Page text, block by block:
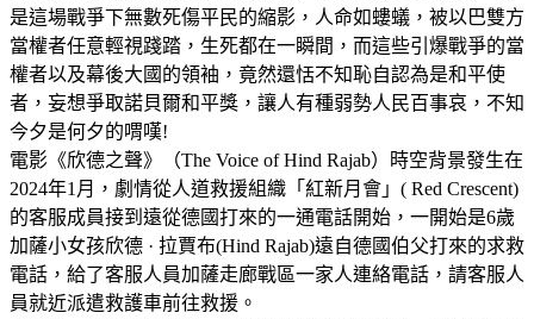
是這場戰爭下無數死傷平民的縮影，人命如螻蟻，被以巴雙方
當權者任意輕視踐踏，生死都在一瞬間，而這些引爆戰爭的當
權者以及幕後大國的領袖，竟然還恬不知恥自認為是和平使
者，妄想爭取諾貝爾和平獎，讓人有種弱勢人民百事哀，不知
今夕是何夕的喟嘆!
電影《欣德之聲》（The Voice of Hind Rajab）時空背景發生在
2024年1月，劇情從人道救援組織「紅新月會」( Red Crescent)
的客服成員接到遠從德國打來的一通電話開始，一開始是6歲
加薩小女孩欣德 · 拉賈布(Hind Rajab)遠自德國伯父打來的求救
電話，給了客服人員加薩走廊戰區一家人連絡電話，請客服人
員就近派遣救護車前往救援。